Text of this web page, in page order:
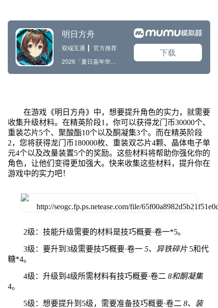
在游戏《明日方舟》中，想要提升角色的实力，就需要
收集升级材料。在精英阶段1，你可以获得龙门币30000个、
重装芯片5个、聚酸酯10个以及酮凝集3个。而在精英阶段
2，您将获得龙门币180000枚、重装双芯片4颗、晶体电子单
元4个以及改量装置5个的奖励。这些材料将帮助你强化你的
角色，让他们变得更加强大。快来收集这些材料，提升你在
游戏中的实力吧！
2级：技能升级需要的材料是技巧概要·卷一*5。
3级：要升到3级需要技巧概要·卷一 5、异铁碎片 5和代
糖*4。
4级：升级到4级所需材料有技巧概要·卷二 8和酮凝集
4。
5级：想要提升到5级，需要准备技巧概要·卷二 8、装